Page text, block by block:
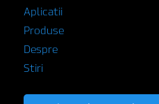
Aplicatii
Produse
Despre
Stiri